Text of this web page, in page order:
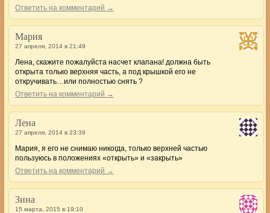
Ответить на комментарий →
Мария
27 апреля, 2014 в 21:49
Лена, скажите пожалуйста насчет клапана! должна быть
открыта только верхняя часть, а под крышкой его не
откручивать…или полностью снять ?
Ответить на комментарий →
Лена
27 апреля, 2014 в 23:39
Мария, я его не снимаю никогда, только верхней частью
пользуюсь в положениях «открыть» и «закрыть»
Ответить на комментарий →
Зина
15 марта, 2015 в 19:10